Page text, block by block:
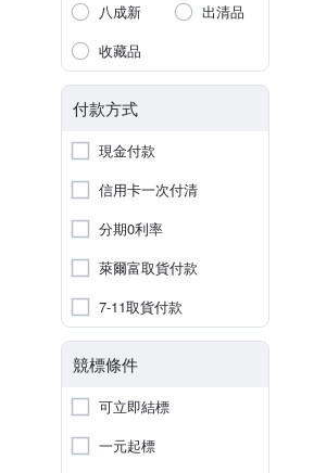
八成新
出清品
收藏品
付款方式
現金付款
信用卡一次付清
分期0利率
萊爾富取貨付款
7-11取貨付款
競標條件
可立即結標
一元起標